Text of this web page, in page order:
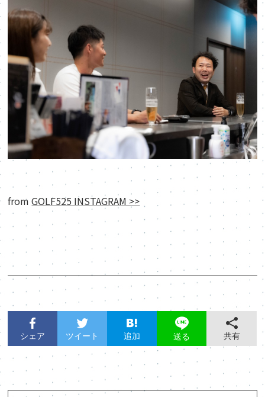
fromGOLF525 INSTAGRAM >>
シェア ツイート 追加 送る 共有